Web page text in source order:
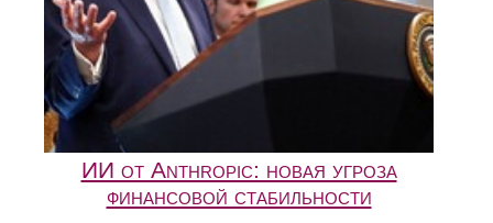
ИИ от Anthropic: новая угроза
финансовой стабильности